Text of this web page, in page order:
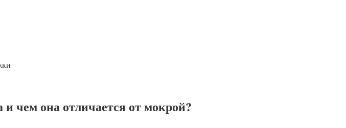
чем она отличается от мокрой?